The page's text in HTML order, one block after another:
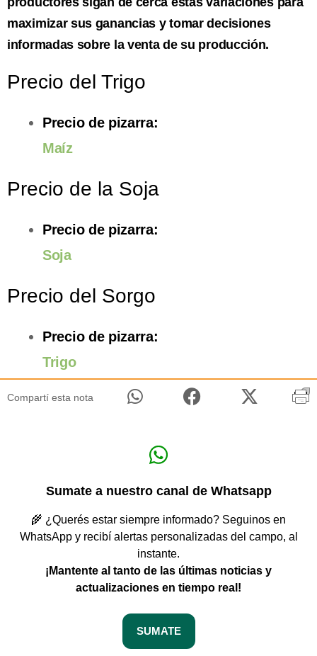
maximizar sus ganancias y tomar decisiones
informadas sobre la venta de su producción.
Precio del Trigo
Precio de pizarra:
Maíz
Precio de la Soja
Precio de pizarra:
Soja
Precio del Sorgo
Precio de pizarra:
Trigo
Compartí esta nota
Sumate a nuestro canal de Whatsapp
🌾 ¿Querés estar siempre informado? Seguinos en
WhatsApp y recibí alertas personalizadas del campo, al
instante.
¡Mantente al tanto de las últimas noticias y
actualizaciones en tiempo real!
SUMATE